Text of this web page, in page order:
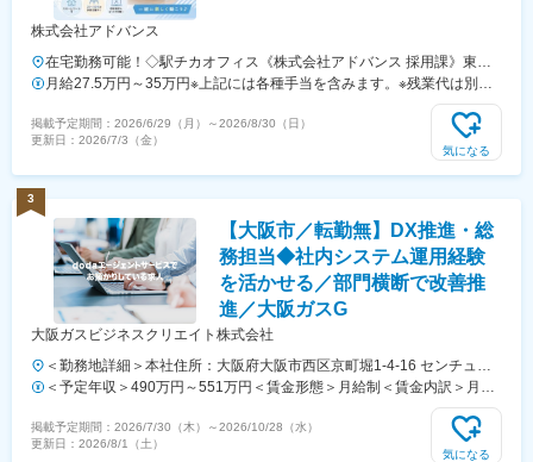
株式会社アドバンス
在宅勤務可能！◇駅チカオフィス《株式会社アドバンス 採用課》東京
都豊島区東京都豊島区東池袋《最寄駅》湘南新宿ライン(高崎・東海道
線) 池袋駅東京メトロ有楽町線 池袋駅東武東上線 池袋駅
月給27.5万円～35万円※上記には各種手当を含みます。※残業代は別途
支給。年功序列ではなく、経験・能力を正当に評価し給与還元します！
掲載予定期間： 2026/6/29（月） ～2026/8/30（日）
更新日： 2026/7/3（金）
気になる
3
【大阪市／転勤無】DX推進・総
務担当◆社内システム運用経験
を活かせる／部門横断で改善推
進／大阪ガスG
大阪ガスビジネスクリエイト株式会社
＜勤務地詳細＞本社住所：大阪府大阪市西区京町堀1-4-16 センチュリ
ービル勤務地最寄駅：大阪メトロ四つ橋線／肥後橋駅受動喫煙対策：屋
＜予定年収＞490万円～551万円＜賃金形態＞月給制＜賃金内訳＞月額
（基本給）：253,690円～285,510円＜月給＞253,690円～285,510円＜
昇給有無＞有＜残業手当＞有＜給与補足＞・想定年収には月20時間の
残業を含んでおります・賞与は年2回（標準2.7か月×2回、業績連動）
掲載予定期間： 2026/7/30（木） ～2026/10/28（水）
更新日： 2026/8/1（土）
気になる